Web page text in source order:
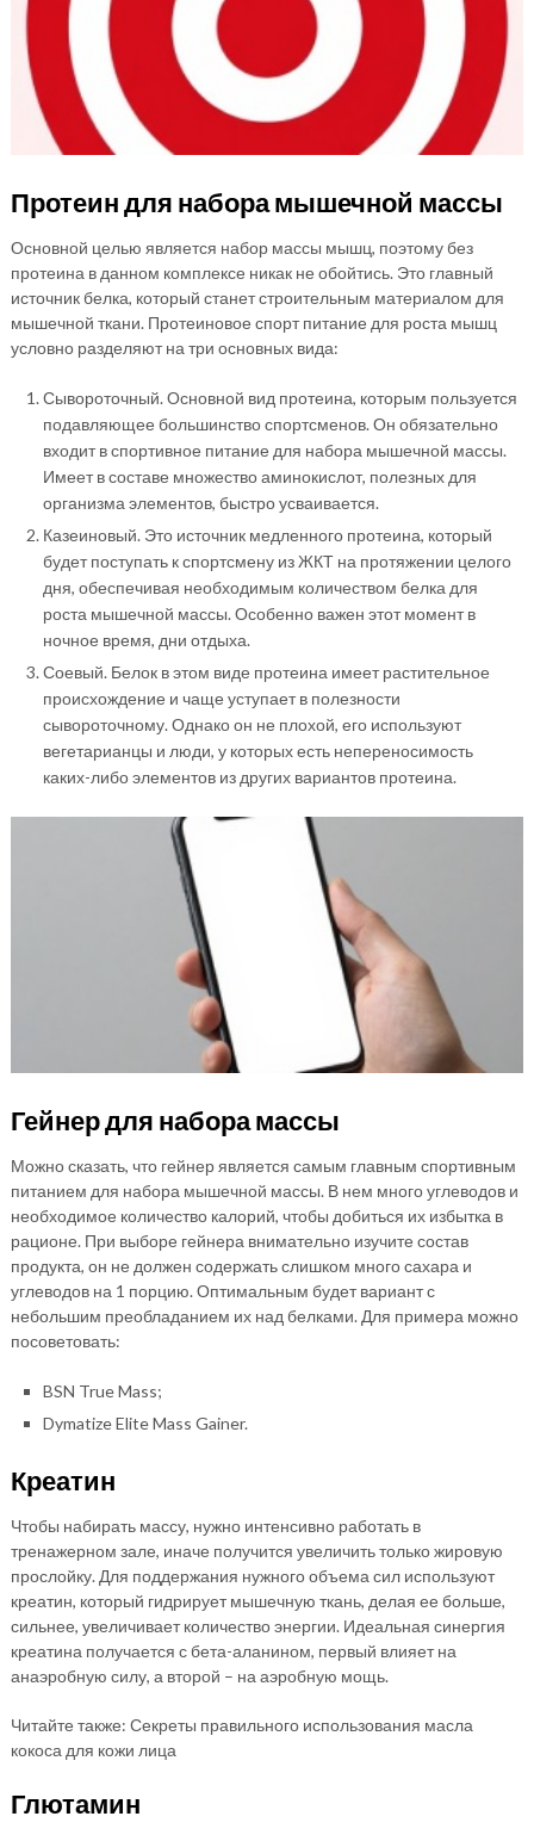
Протеин для набора мышечной массы
Основной целью является набор массы мышц, поэтому без
протеина в данном комплексе никак не обойтись. Это главный
источник белка, который станет строительным материалом для
мышечной ткани. Протеиновое спорт питание для роста мышц
условно разделяют на три основных вида:
Сывороточный. Основной вид протеина, которым пользуется
подавляющее большинство спортсменов. Он обязательно
входит в спортивное питание для набора мышечной массы.
Имеет в составе множество аминокислот, полезных для
организма элементов, быстро усваивается.
Казеиновый. Это источник медленного протеина, который
будет поступать к спортсмену из ЖКТ на протяжении целого
дня, обеспечивая необходимым количеством белка для
роста мышечной массы. Особенно важен этот момент в
ночное время, дни отдыха.
Соевый. Белок в этом виде протеина имеет растительное
происхождение и чаще уступает в полезности
сывороточному. Однако он не плохой, его используют
вегетарианцы и люди, у которых есть непереносимость
каких-либо элементов из других вариантов протеина.
Гейнер для набора массы
Можно сказать, что гейнер является самым главным спортивным
питанием для набора мышечной массы. В нем много углеводов и
необходимое количество калорий, чтобы добиться их избытка в
рационе. При выборе гейнера внимательно изучите состав
продукта, он не должен содержать слишком много сахара и
углеводов на 1 порцию. Оптимальным будет вариант с
небольшим преобладанием их над белками. Для примера можно
посоветовать:
BSN True Mass;
Dymatize Elite Mass Gainer.
Креатин
Чтобы набирать массу, нужно интенсивно работать в
тренажерном зале, иначе получится увеличить только жировую
прослойку. Для поддержания нужного объема сил используют
креатин, который гидрирует мышечную ткань, делая ее больше,
сильнее, увеличивает количество энергии. Идеальная синергия
креатина получается с бета-аланином, первый влияет на
анаэробную силу, а второй – на аэробную мощь.
Читайте также: Секреты правильного использования масла
кокоса для кожи лица
Глютамин